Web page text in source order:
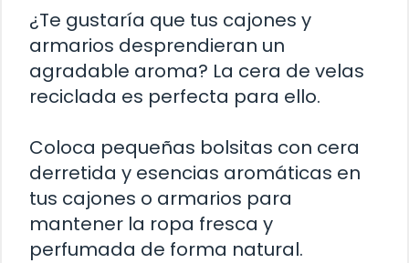
¿Te gustaría que tus cajones y
armarios desprendieran un
agradable aroma? La cera de velas
reciclada es perfecta para ello.
Coloca pequeñas bolsitas con cera
derretida y esencias aromáticas en
tus cajones o armarios para
mantener la ropa fresca y
perfumada de forma natural.